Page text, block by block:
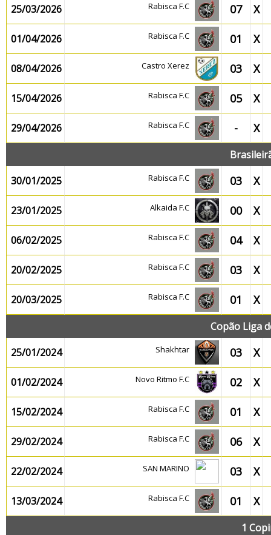
25/03/2026 Rabisca F.C 07 X
01/04/2026 Rabisca F.C 01 X
08/04/2026 Castro Xerez 03 X
15/04/2026 Rabisca F.C 05 X
29/04/2026 Rabisca F.C - X
30/01/2025
Rabisca F.C 03 X
23/01/2025 Alkaida F.C 00 X
06/02/2025 Rabisca F.C 04 X
20/02/2025 Rabisca F.C 03 X
20/03/2025 Rabisca F.C 01 X
Copão Liga
25/01/2024
Shakhtar 03 X
01/02/2024 Novo Ritmo F.C 02 X
15/02/2024 Rabisca F.C 01 X
29/02/2024 Rabisca F.C 06 X
22/02/2024 SAN MARINO 03 X
13/03/2024 Rabisca F.C 01 X
1